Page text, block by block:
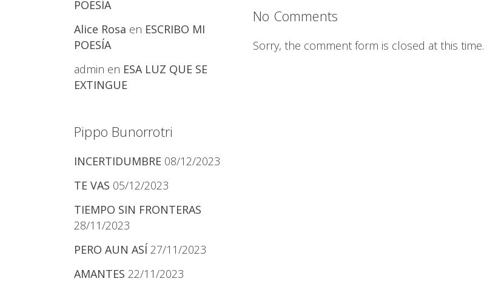
POESÍA
Alice Rosa en ESCRIBO MI
POESÍA
admin en ESA LUZ QUE SE
EXTINGUE
Pippo Bunorrotri
INCERTIDUMBRE 08/12/2023
TE VAS 05/12/2023
TIEMPO SIN FRONTERAS
28/11/2023
PERO AUN ASÍ 27/11/2023
AMANTES 22/11/2023
No Comments
Sorry, the comment form is closed at this time.